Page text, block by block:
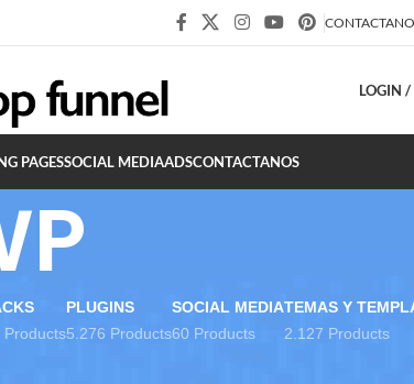
LOGIN /
PAGESSOCIAL MEDIAADSCONTACTANOS
Products
PLUGINS
5.276 Products
SOCIAL MEDIA
60 Products
TEMAS Y
2.127 Products